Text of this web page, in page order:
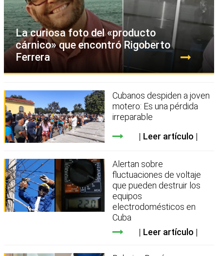
La curiosa foto del «producto
cárnico» que encontró Rigoberto
Ferrera
Cubanos despiden a joven
motero: Es una pérdida
irreparable
Leer artículo
Alertan sobre
fluctuaciones de voltaje
que pueden destruir los
equipos
electrodomésticos en
Cuba
Leer artículo